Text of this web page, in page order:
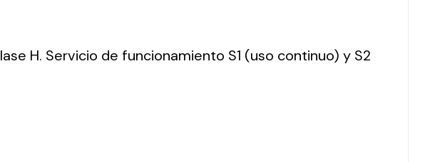
H. Servicio de funcionamiento S1 (uso continuo) y S2